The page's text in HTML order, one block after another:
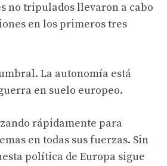
no tripulados llevaron a cabo
en los primeros tres
La autonomía está
en suelo europeo.
rápidamente para
en todas sus fuerzas. Sin
política de Europa sigue